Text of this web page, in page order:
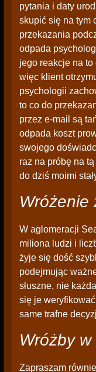
pytania i daty
skupić się na tym
przekazania
odpada
jego reakcje na
więc klient
psychologii
to co do
przez e-mail są
odpada koszt
swojego
raz na próbę na
do dziś moimi
Wróżenie
W aglomeracji
miliona ludzi i
żyje się dość
podejmując
słuszne, nie
się je
same trafne
Wróżby w
Zapraszam